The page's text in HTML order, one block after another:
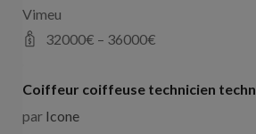
Vimeu
32000€ – 36000€
Coiffeur coiffeuse technicien
par Icone